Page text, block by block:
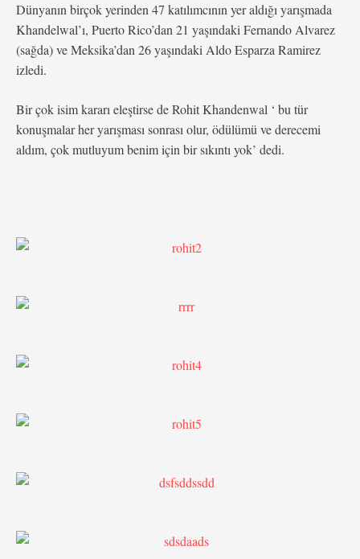
Dünyanın birçok yerinden 47 katılımcının yer aldığı yarışmada
Khandelwal’ı, Puerto Rico’dan 21 yaşındaki Fernando Alvarez
(sağda) ve Meksika’dan 26 yaşındaki Aldo Esparza Ramirez
izledi.
Bir çok isim kararı eleştirse de Rohit Khandenwal ‘ bu tür
konuşmalar her yarışması sonrası olur, ödülümü ve derecemi
aldım, çok mutluyum benim için bir sıkıntı yok’ dedi.